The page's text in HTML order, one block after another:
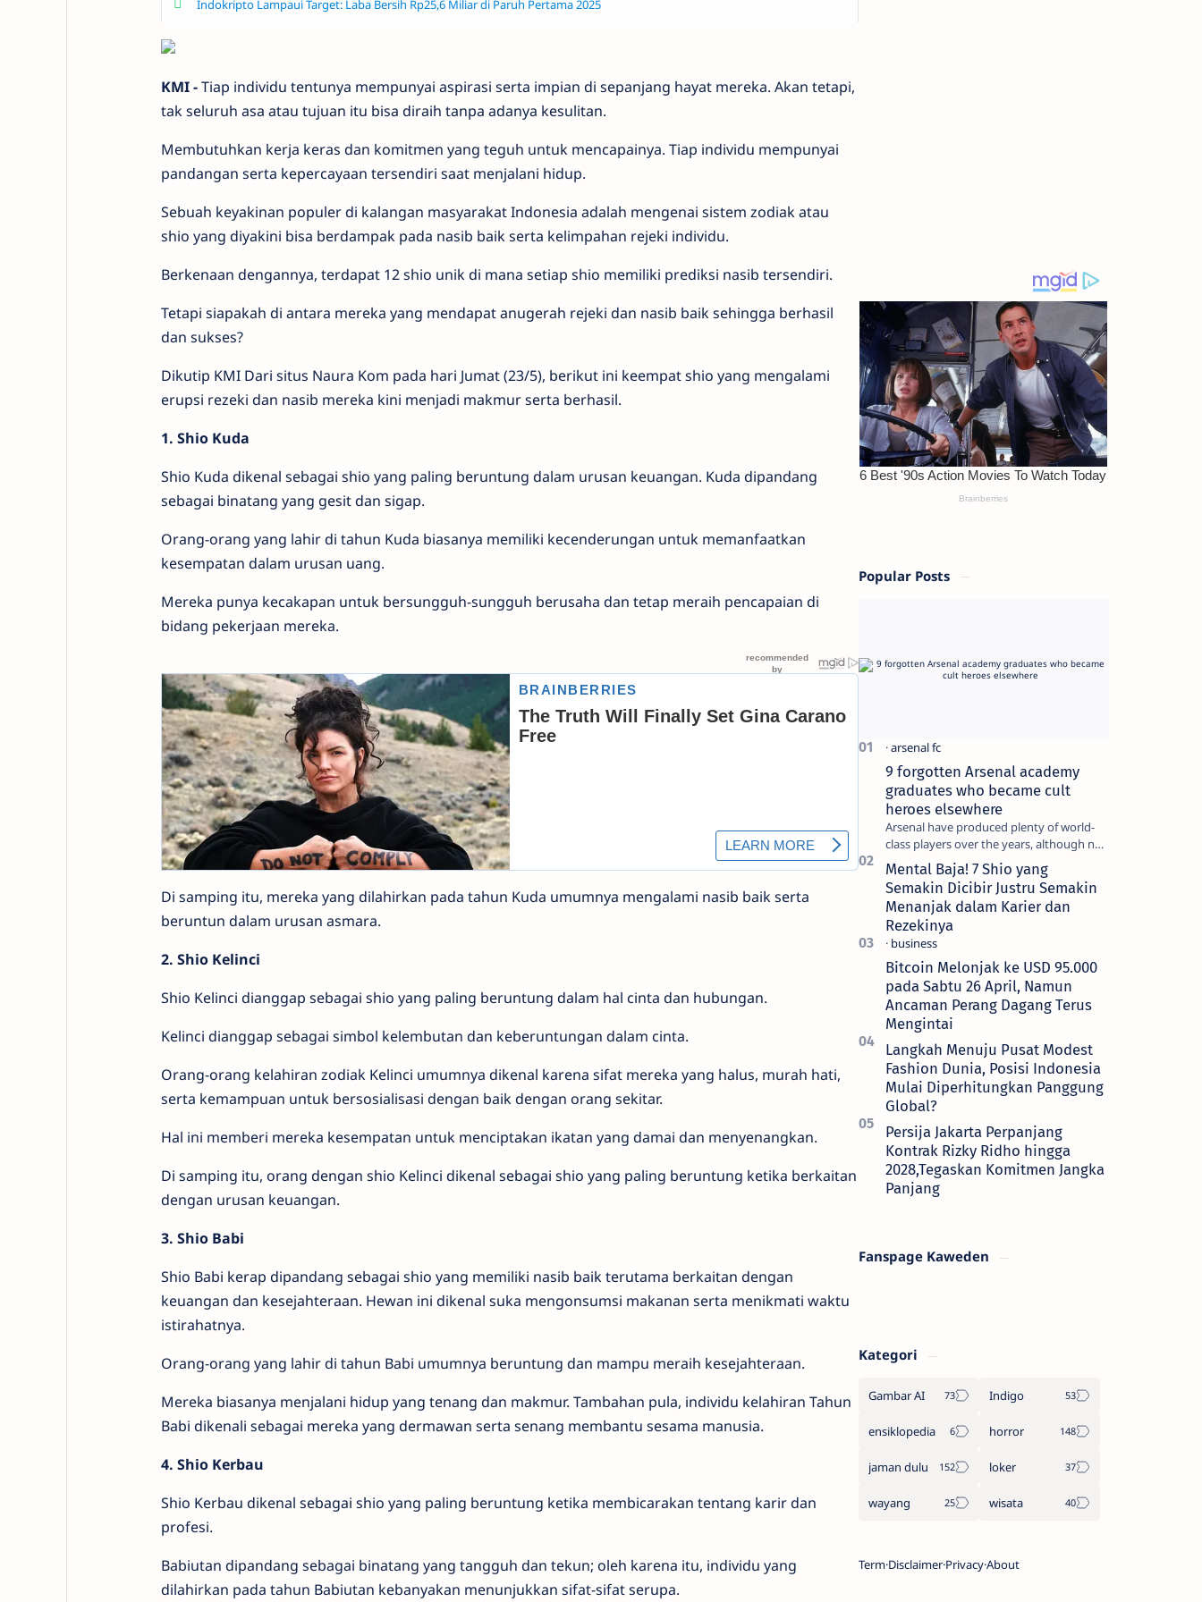
Indokripto Lampaui Target: Laba Bersih Rp25,6 Miliar di Paruh Pertama 2025
KMI-Tiap individu tentunya mempunyai aspirasi serta impian di sepanjang hayat mereka. Akan tetapi,
tak seluruh asa atau tujuan itu bisa diraih tanpa adanya kesulitan.
Membutuhkan kerja keras dan komitmen yang teguh untuk mencapainya. Tiap individu mempunyai
pandangan serta kepercayaan tersendiri saat menjalani hidup.
Sebuah keyakinan populer di kalangan masyarakat Indonesia adalah mengenai sistem zodiak atau
shio yang diyakini bisa berdampak pada nasib baik serta kelimpahan rejeki individu.
Berkenaan dengannya, terdapat 12 shio unik di mana setiap shio memiliki prediksi nasib tersendiri.
Tetapi siapakah di antara mereka yang mendapat anugerah rejeki dan nasib baik sehingga berhasil
dan sukses?
Dikutip KMI Dari situs Naura Kom pada hari Jumat (23/5), berikut ini keempat shio yang mengalami
erupsi rezeki dan nasib mereka kini menjadi makmur serta berhasil.
1. Shio Kuda
Shio Kuda dikenal sebagai shio yang paling beruntung dalam urusan keuangan. Kuda dipandang
sebagai binatang yang gesit dan sigap.
Orang-orang yang lahir di tahun Kuda biasanya memiliki kecenderungan untuk memanfaatkan
kesempatan dalam urusan uang.
Mereka punya kecakapan untuk bersungguh-sungguh berusaha dan tetap meraih pencapaian di
bidang pekerjaan mereka.
Di samping itu, mereka yang dilahirkan pada tahun Kuda umumnya mengalami nasib baik serta
beruntun dalam urusan asmara.
2. Shio Kelinci
Shio Kelinci dianggap sebagai shio yang paling beruntung dalam hal cinta dan hubungan.
Kelinci dianggap sebagai simbol kelembutan dan keberuntungan dalam cinta.
Orang-orang kelahiran zodiak Kelinci umumnya dikenal karena sifat mereka yang halus, murah hati,
serta kemampuan untuk bersosialisasi dengan baik dengan orang sekitar.
Hal ini memberi mereka kesempatan untuk menciptakan ikatan yang damai dan menyenangkan.
Di samping itu, orang dengan shio Kelinci dikenal sebagai shio yang paling beruntung ketika berkaitan
dengan urusan keuangan.
3. Shio Babi
Shio Babi kerap dipandang sebagai shio yang memiliki nasib baik terutama berkaitan dengan
keuangan dan kesejahteraan. Hewan ini dikenal suka mengonsumsi makanan serta menikmati waktu
istirahatnya.
Orang-orang yang lahir di tahun Babi umumnya beruntung dan mampu meraih kesejahteraan.
Mereka biasanya menjalani hidup yang tenang dan makmur. Tambahan pula, individu kelahiran Tahun
Babi dikenali sebagai mereka yang dermawan serta senang membantu sesama manusia.
4. Shio Kerbau
Shio Kerbau dikenal sebagai shio yang paling beruntung ketika membicarakan tentang karir dan
profesi.
Babiutan dipandang sebagai binatang yang tangguh dan tekun; oleh karena itu, individu yang
dilahirkan pada tahun Babiutan kebanyakan menunjukkan sifat-sifat serupa.
Popular Posts
9 forgotten Arsenal academy
graduates who became cult
heroes elsewhere
Arsenal have produced plenty of world-
class players over the years, although not
all of them make the grade at the
Emirates. For every Tony Ada…
Mental Baja! 7 Shio yang
Semakin Dicibir Justru Semakin
Menanjak dalam Karier dan
Rezekinya
Bitcoin Melonjak ke USD 95.000
pada Sabtu 26 April, Namun
Ancaman Perang Dagang Terus
Mengintai
Langkah Menuju Pusat Modest
Fashion Dunia, Posisi Indonesia
Mulai Diperhitungkan Panggung
Global?
Persija Jakarta Perpanjang
Kontrak Rizky Ridho hingga
2028,Tegaskan Komitmen Jangka
Panjang
Fanspage Kaweden
Kategori
Gambar AI Indigo
ensiklopedia horror
jaman dulu loker
wayang wisata
TermDisclaimerPrivacyAbout